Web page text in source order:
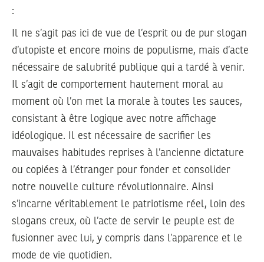
:
Il ne s’agit pas ici de vue de l’esprit ou de pur slogan
d’utopiste et encore moins de populisme, mais d’acte
nécessaire de salubrité publique qui a tardé à venir.
Il s’agit de comportement hautement moral au
moment où l’on met la morale à toutes les sauces,
consistant à être logique avec notre affichage
idéologique. Il est nécessaire de sacrifier les
mauvaises habitudes reprises à l’ancienne dictature
ou copiées à l’étranger pour fonder et consolider
notre nouvelle culture révolutionnaire. Ainsi
s’incarne véritablement le patriotisme réel, loin des
slogans creux, où l’acte de servir le peuple est de
fusionner avec lui, y compris dans l’apparence et le
mode de vie quotidien.